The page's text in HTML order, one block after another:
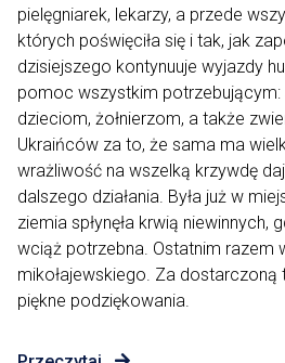
pielęgniarek, lekarzy, a przede
których poświęciła się i tak, jak
dzisiejszego kontynuuje wyjazdy
pomoc wszystkim potrzebującym:
dzieciom, żołnierzom, a także
Ukraińców za to, że sama ma
wrażliwość na wszelką krzywdę
dalszego działania. Była już w
ziemia spłynęła krwią
wciąż potrzebna. Ostatnim razem
mikołajewskiego. Za
piękne podziękowania.